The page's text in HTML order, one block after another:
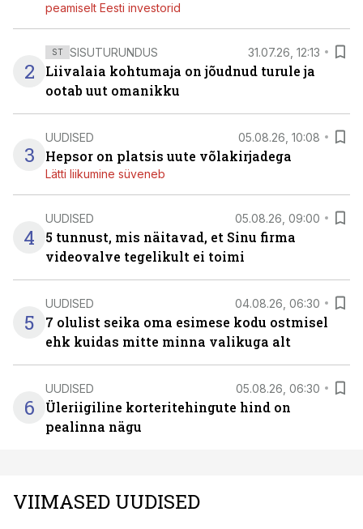
peamiselt Eesti investorid
2
ST SISUTURUNDUS 31.07.26, 12:13
Liivalaia kohtumaja on jõudnud turule ja
ootab uut omanikku
3
UUDISED 05.08.26, 10:08
Hepsor on platsis uute võlakirjadega
Lätti liikumine süveneb
4
UUDISED 05.08.26, 09:00
5 tunnust, mis näitavad, et Sinu firma
videovalve tegelikult ei toimi
5
UUDISED 04.08.26, 06:30
7 olulist seika oma esimese kodu ostmisel
ehk kuidas mitte minna valikuga alt
6
UUDISED 05.08.26, 06:30
Üleriigiline korteritehingute hind on
pealinna nägu
VIIMASED UUDISED